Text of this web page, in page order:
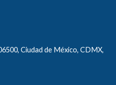
Ciudad de México, CDMX,